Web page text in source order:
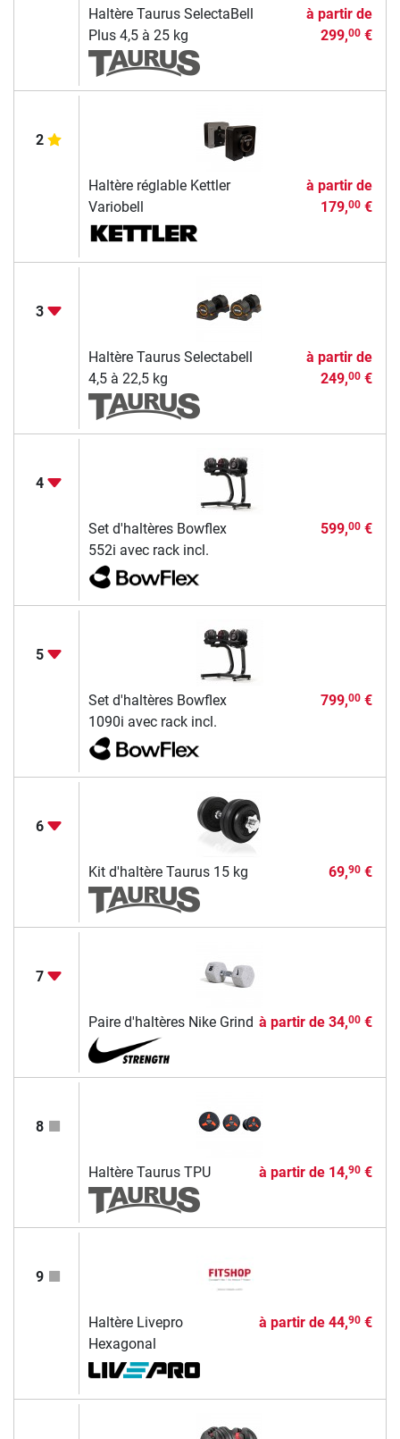
Haltère Taurus SelectaBell
Plus 4,5 à 25 kg
à partir de
299,00€
2
Haltère réglable Kettler
Variobell
à partir de
179,00€
3
Haltère Taurus Selectabell
4,5 à 22,5 kg
à partir de
249,00€
4
Set d'haltères Bowflex
552i avec rack incl.
599,00€
5
Set d'haltères Bowflex
1090i avec rack incl.
799,00€
6
Kit d'haltère Taurus 15 kg 69,90€
7
Paire d'haltères Nike Grind à partir de 34,00€
8
Haltère Taurus TPU à partir de 14,90€
9
Haltère Livepro
Hexagonal
à partir de 44,90€